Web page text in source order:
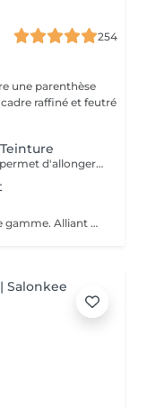
254
une parenthèse
Produit VEGAN Le rehaussement des cils permet d'allonger et de recourber les cils. Excellente alternative à la permanente des cils, cette technique permet d'obtenir un résultat sublime et naturel sans fragiliser vos cils. Vos cils sont plus recourbés et votre regard sublimé. Durée 6-8 semaines, compatible avec la grossesse.
Prestation de rehaussement de cil haut de gamme. Alliant une technique de rehaussement cil avancée, combinée aux produits de soin dernière génération. Un résultat plus long, plus fort, plus brillant en une seule application. Inclu: Produit revente 1x Kératin'Love